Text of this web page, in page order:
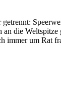
die
immer um Rat